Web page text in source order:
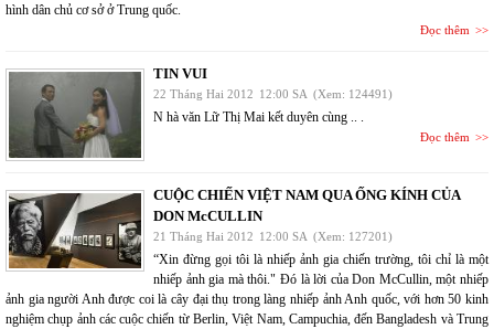
hình dân chủ cơ sở ở Trung quốc.
Đọc thêm
TIN VUI
22 Tháng Hai 2012 12:00 SA (Xem: 124491)
N hà văn Lữ Thị Mai kết duyên cùng .. .
Đọc thêm
CUỘC CHIẾN VIỆT NAM QUA ỐNG KÍNH CỦA
DON McCULLIN
21 Tháng Hai 2012 12:00 SA (Xem: 127201)
“Xin đừng gọi tôi là nhiếp ảnh gia chiến trường, tôi chỉ là một
nhiếp ảnh gia mà thôi." Đó là lời của Don McCullin, một nhiếp
ảnh gia người Anh được coi là cây đại thụ trong làng nhiếp ảnh Anh quốc, với hơn 50 kinh
nghiệm chụp ảnh các cuộc chiến từ Berlin, Việt Nam, Campuchia, đến Bangladesh và Trung